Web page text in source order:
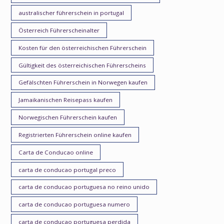
australischer führerschein in portugal
Österreich Führerscheinalter
Kosten für den österreichischen Führerschein
Gültigkeit des österreichischen Führerscheins
Gefälschten Führerschein in Norwegen kaufen
Jamaikanischen Reisepass kaufen
Norwegischen Führerschein kaufen
Registrierten Führerschein online kaufen
Carta de Conducao online
carta de conducao portugal preco
carta de conducao portuguesa no reino unido
carta de conducao portuguesa numero
carta de conducao portuguesa perdida